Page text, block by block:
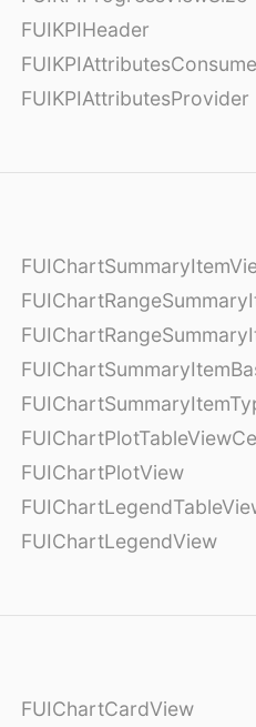
FUIKPIHeader
FUIKPIAttributesProvider
FUIChartPlotView
FUIChartLegendView
FUIChartCardView